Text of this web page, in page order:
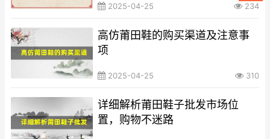
2025-04-25 234
高仿莆田鞋的购买渠道及注意事
项
2025-04-25 310
详细解析莆田鞋子批发市场位
置，购物不迷路